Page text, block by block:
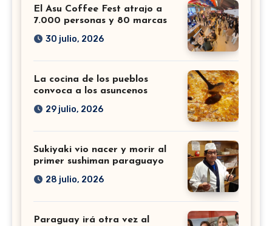
El Asu Coffee Fest atrajo a
7.000 personas y 80 marcas
30 julio, 2026
La cocina de los pueblos
convoca a los asuncenos
29 julio, 2026
Sukiyaki vio nacer y morir al
primer sushiman paraguayo
28 julio, 2026
Paraguay irá otra vez al